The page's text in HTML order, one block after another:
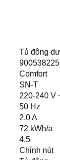
Tủ đông
Comfort
SN-T
220-240 V
50 Hz
2.0 A
72 kWh/a
4.5
Chỉnh nút